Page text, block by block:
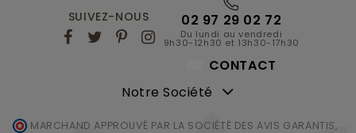
SUIVEZ-NOUS 02 97 29 02 72
Du lundi au vendredi
9h30-12h30 et 13h30-17h30
CONTACT
Notre Société
MARCHAND APPROUVÉ PAR LA SOCIÉTÉ DES AVIS GARANTIS,